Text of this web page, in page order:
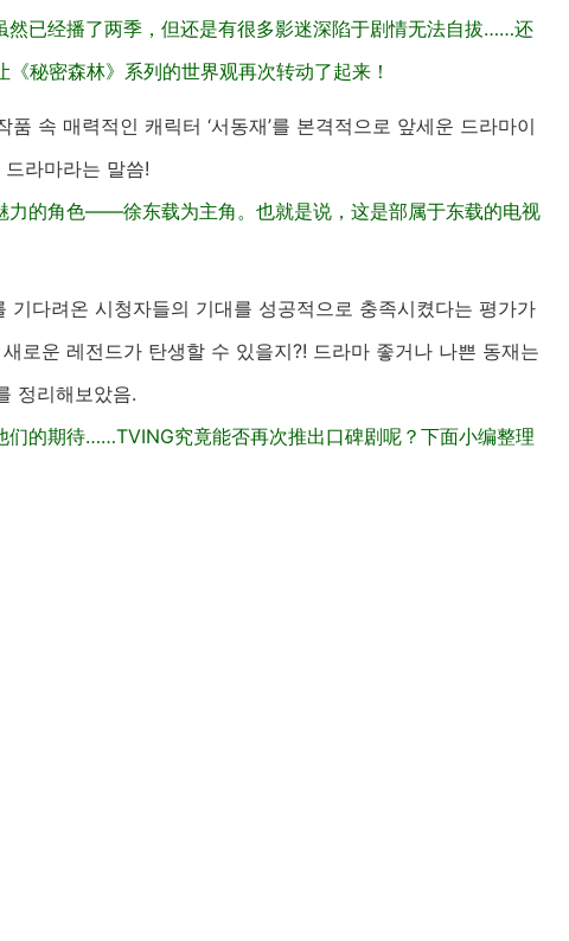
然已经播了两季，但还是有很多影迷深陷于剧情无法自拔……还
秘密森林》系列的世界观再次转动了起来！
속 매력적인 캐릭터 ‘서동재’를 본격적으로 앞세운 드라마이
라마라는 말씀!
力的角色——徐东载为主角。也就是说，这是部属于东载的电视
다려온 시청자들의 기대를 성공적으로 충족시켰다는 평가가
로운 레전드가 탄생할 수 있을지?! 드라마 좋거나 나쁜 동재는
정리해보았음.
的期待……TVING究竟能否再次推出口碑剧呢？下面小编整理